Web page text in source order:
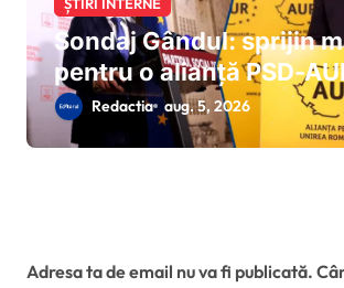
Sondaj Gândul: sprijin
pentru o alianță PSD-
soluție a ieșirii din criza
Redactia aug. 5, 2026
Adresa ta de email nu va fi publicată.